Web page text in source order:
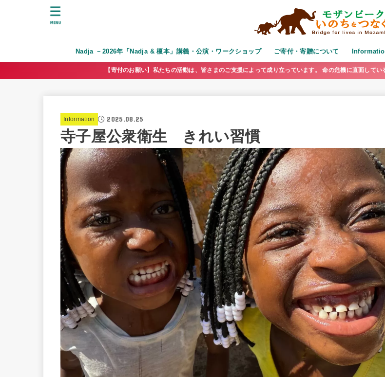
Nadja －2026年「Nadja & 榎本」講義・公演・ワークショップ ご寄付・寄贈について
MENU
【寄付のお願い】私たちの活動は、皆さまのご支援によって成り立っています。 命の危機に直面して
Information 2025.08.25
寺子屋公衆衛生 きれい習慣